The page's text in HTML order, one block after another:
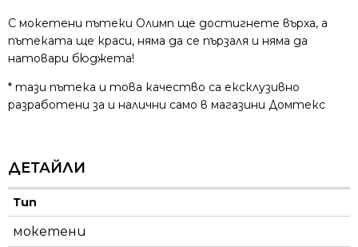
С мокетени пътеки Олимп ще достигнете върха, а
пътеката ще краси, няма да се пързаля и няма да
натовари бюджета!
* тази пътека и това качество са ексклузивно
разработени за и налични само в магазини Домтекс
ДЕТАЙЛИ
Тип
мокетени